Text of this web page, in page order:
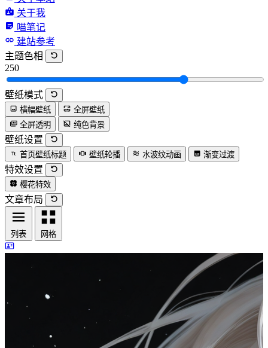
关于我
喵笔记
建站参考
主题色相
250
壁纸模式
横幅壁纸
全屏壁纸
全屏透明
纯色背景
壁纸设置
首页壁纸标题 壁纸轮播 水波纹动画 渐变过渡
特效设置
樱花特效
文章布局
列表 网格